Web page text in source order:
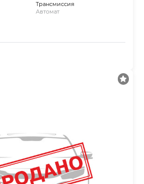
Трансмиссия
Автомат